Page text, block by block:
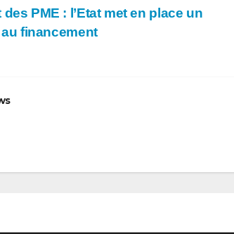
PME : l’Etat met en place un
financement